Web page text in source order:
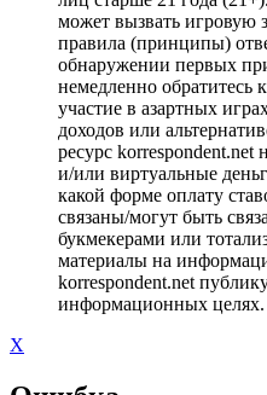
может вызвать игровую
правила (принципы)
обнаружении первых
немедленно обратитесь
участие в азартных
доходов или
ресурс
и/или виртуальные
какой форме оплату
связаны/могут быть
букмекерами или
материалы на
korrespondent.net
информационных целях.
X